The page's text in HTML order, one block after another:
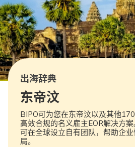
出海辞典
东帝汶
BIPO可为您在东帝汶以及其他
高效合规的名义雇主EOR解决方
可在全球设立自有团队，帮助企
局。